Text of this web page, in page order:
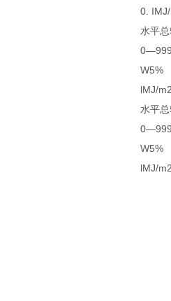
0. IMJ/
水平总
W5%
lMJ/
水平总
W5%
lMJ/